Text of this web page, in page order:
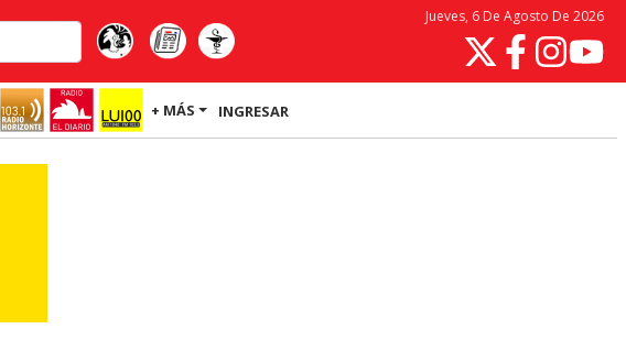
Jueves, 6 De Agosto De 2026
+ MÁS INGRESAR